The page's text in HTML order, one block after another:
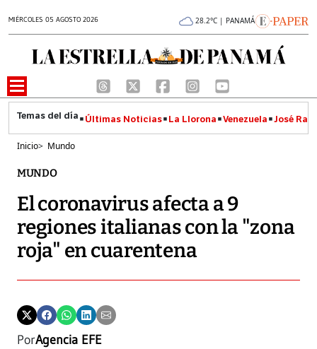
MIÉRCOLES 05 AGOSTO 2026 28.2°C | PANAMÁ
Últimas Noticias La Llorona Venezuela José
Inicio> Mundo
MUNDO
El coronavirus afecta a 9
regiones italianas con la "zona
roja" en cuarentena
PorAgencia EFE